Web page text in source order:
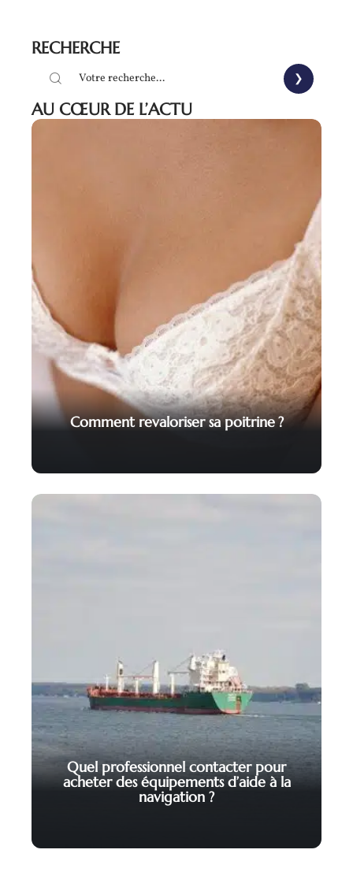
RECHERCHE
AU CŒUR DE L’ACTU
Comment revaloriser sa poitrine ?
Quel professionnel contacter pour
acheter des équipements d’aide à la
navigation ?